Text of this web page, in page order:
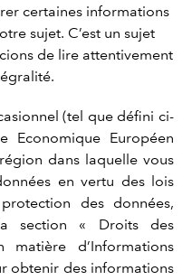
certaines informations
sujet. C’est un sujet
de lire attentivement
(tel que défini ci-
Economique Européen
dans laquelle vous
en vertu des lois
des données,
section « Droits des
matière d’Informations
obtenir des informations